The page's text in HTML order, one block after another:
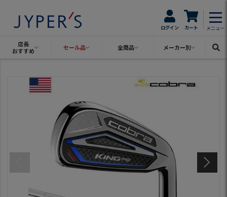
ログイン カート メニュー
店長
おすすめ
セール品 全商品 メーカー別